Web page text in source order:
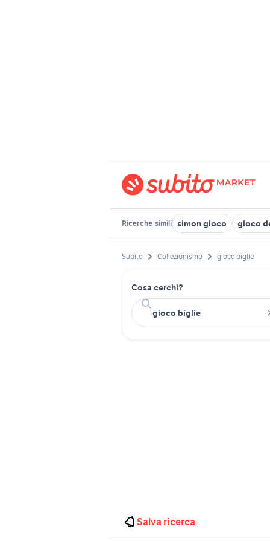
Ricerche simili simon gioco gioco
Subito Collezionismo gioco biglie
Cosa cerchi?
Salva ricerca